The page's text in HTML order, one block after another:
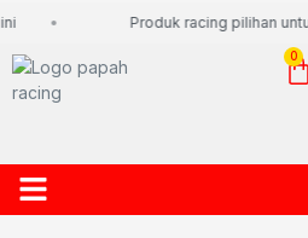
Produk racing pilihan
0